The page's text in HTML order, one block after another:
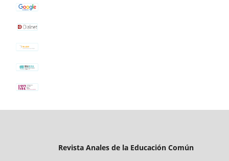
Revista Anales de la Educación Común